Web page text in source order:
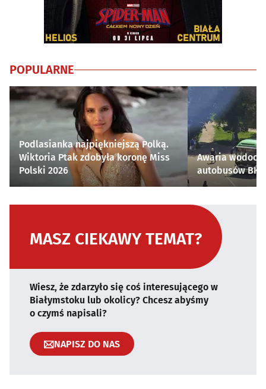
POPULARNE
Podlasianka najpiękniejszą Polką.
Wiktoria Ptak zdobyła koronę Miss
Polski 2026
Awaria
autobusów
MASZ CIEKAWY TEMAT?
Wiesz, że zdarzyło się coś interesującego w
Białymstoku lub okolicy? Chcesz abyśmy
o czymś napisali?
NAPISZ DO NAS